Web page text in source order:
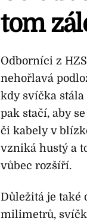
tom
Odborníci z
nehořlavá
kdy svíčka
pak stačí, aby
či kabely v
vzniká hustý a
vůbec rozšíří.
Důležitá je také
milimetrů,